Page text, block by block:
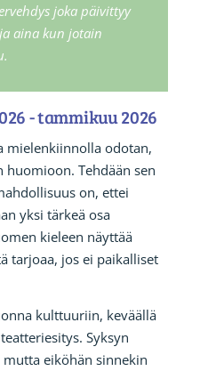
joka päivittyy
aina kun jotain
- tammikuu 2026
mielenkiinnolla odotan,
Tehdään sen
on, ettei
yksi tärkeä osa
kieleen näyttää
tarjoaa, jos ei paikalliset
kulttuuriin, keväällä
Syksyn
eiköhän sinnekin